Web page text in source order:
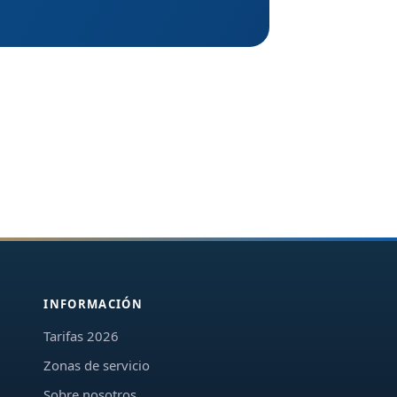
INFORMACIÓN
Tarifas 2026
Zonas de servicio